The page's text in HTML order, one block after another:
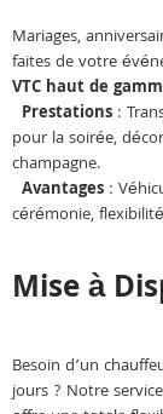
Mariages,
faites de votre
VTC haut de
Prestations :
pour la soirée,
champagne.
Avantages :
cérémonie,
Mise à
Besoin d’un
jours ? Notre